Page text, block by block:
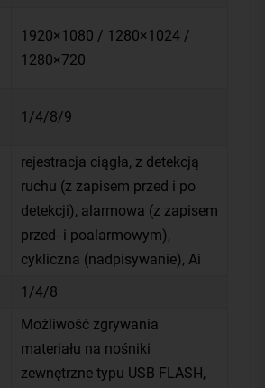
1920×1080 / 1280×1024 /
1280×720
1/4/8/9
rejestracja ciągła, z detekcją
ruchu (z zapisem przed i po
detekcji), alarmowa (z zapisem
przed- i poalarmowym),
cykliczna (nadpisywanie), Ai
1/4/8
Możliwość zgrywania
materiału na nośniki
zewnętrzne typu USB FLASH,